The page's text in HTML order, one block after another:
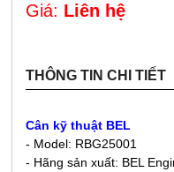
Giá: Liên hệ
THÔNG TIN CHI TIẾT
Cân kỹ thuật BEL
- Model: RBG25001
- Hãng sản xuất: BEL